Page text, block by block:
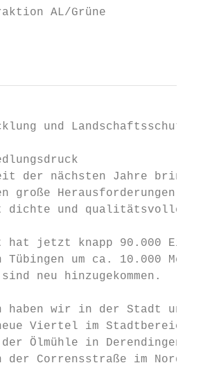
AL/Grüne
und Landschaftsschutz
der nächsten Jahre bringt
große
dichte und qualitätsvolle
hat jetzt knapp 90.000
Tübingen um ca. 10.000
neu hinzugekommen.
haben wir in der Stadt
Viertel im Stadtbereich
Ölmühle in Derendingen,
der Corrensstraße im